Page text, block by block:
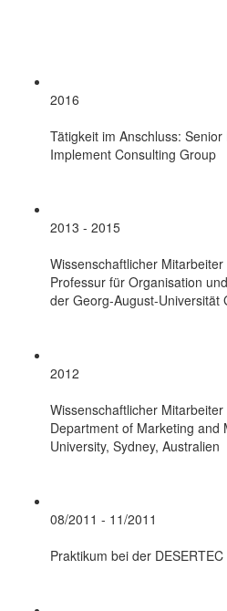
2016
Tätigkeit im Anschluss:
Implement Consulting Group
2013 - 2015
Wissenschaftlicher
Professur für Organisation
der Georg-August-Universität
2012
Wissenschaftlicher
Department of Marketing
University, Sydney, Australien
08/2011 - 11/2011
Praktikum bei der